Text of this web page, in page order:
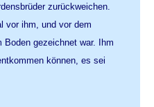
zurückweichen.
vor ihm, und vor dem
Boden gezeichnet war. Ihm
können, es sei